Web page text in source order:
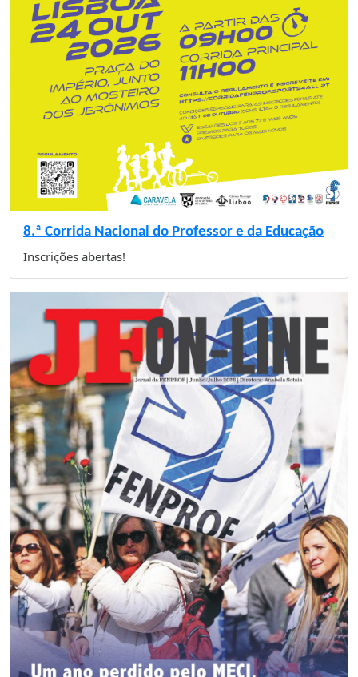
8.ª Corrida Nacional do Professor e da Educação
Inscrições abertas!